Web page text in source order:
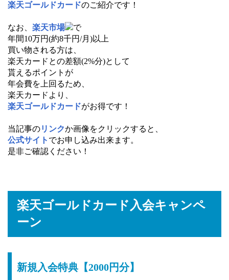
楽天ゴールドカードのご紹介です！
なお、 楽天市場
で
年間10万円(約8千円/月)以上
買い物される方は、
楽天カードとの差額(2%分)として
貰えるポイントが
年会費を上回るため、
楽天カードより、
楽天ゴールドカードがお得です！
当記事のリンクか画像をクリックすると、
公式サイト でお申し込み出来ます。
是非ご確認ください！
楽天ゴールドカード入会キャンペ
ーン
新規入会特典【2000円分】